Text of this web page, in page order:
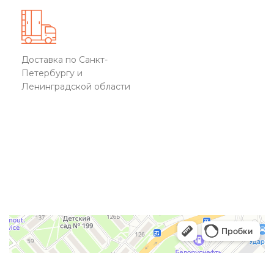
Доставка по Санкт-
Петербургу и
Ленинградской области